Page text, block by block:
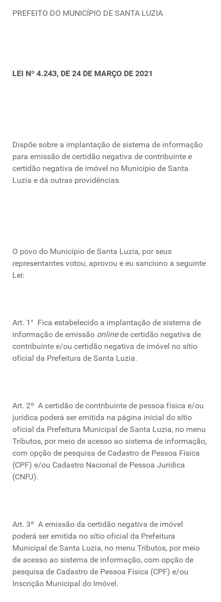
PREFEITO DO MUNICÍPIO DE SANTA LUZIA
LEI Nº 4.243, DE 24 DE MARÇO DE 2021
Dispõe sobre a implantação de sistema de informação
para emissão de certidão negativa de contribuinte e
certidão negativa de imóvel no Município de Santa
Luzia e dá outras providências.
O povo do Município de Santa Luzia, por seus
representantes votou, aprovou e eu sanciono a seguinte
Lei:
Art. 1° Fica estabelecido a implantação de sistema de
informação de emissão onlinede certidão negativa de
contribuinte e/ou certidão negativa de imóvel no sítio
oficial da Prefeitura de Santa Luzia.
Art. 2º A certidão de contribuinte de pessoa física e/ou
jurídica poderá ser emitida na página inicial do sítio
oficial da Prefeitura Municipal de Santa Luzia, no menu
Tributos, por meio de acesso ao sistema de informação,
com opção de pesquisa de Cadastro de Pessoa Física
(CPF) e/ou Cadastro Nacional de Pessoa Jurídica
(CNPJ).
Art. 3º A emissão da certidão negativa de imóvel
poderá ser emitida no sítio oficial da Prefeitura
Municipal de Santa Luzia, no menu Tributos, por meio
de acesso ao sistema de informação, com opção de
pesquisa de Cadastro de Pessoa Física (CPF) e/ou
Inscrição Municipal do Imóvel.